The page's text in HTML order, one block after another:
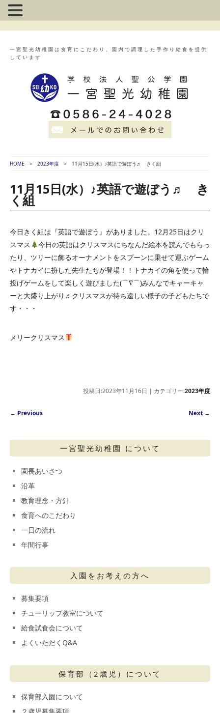
一宮聖光幼稚園は食育にこだわり、園内で調理した手作り給食を提供
しています
HOME 2023年度 11月15日(水）♪英語で遊ぼう♬ きく組
11月15日(水）♪英語で遊ぼう♬ き
く組
今日きく組は『英語で遊ぼう』がありました。12月25日はクリ
スマス
今日の英語はクリスマスにちなんだ絵本を読んでもらっ
たり、ツリーに飾るオーナメントをスプーンに乗せて運ぶゲーム
やトナカイに扮した先生たちが登場！！トナカイの角を使って輪
投げゲームをして楽しく遊びました(⌒∇⌒)みんなでキャーキャ
ーと大盛り上がり♬クリスマスが待ち遠しい様子の子どもたちで
す・・・
メリークリスマス
投稿日:2023年11月16日 | カテゴリー:2023年度
Post navigation
← Previous Next →
一宮聖光幼稚園 について
園長あいさつ
沿革
教育理念・方針
食育へのこだわり
一日の流れ
年間行事
入園をお考えの方へ
募集要項
チューリップ教室について
給食試食会について
よくいただくQ&A
保育部（2歳児）について
保育部入園について